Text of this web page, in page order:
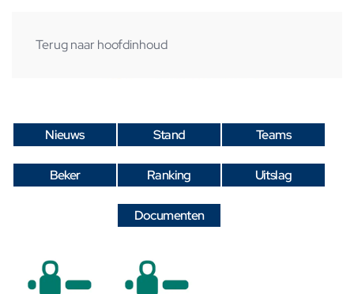
Terug naar hoofdinhoud
Nieuws Stand Teams
Beker Ranking Uitslag
Documenten